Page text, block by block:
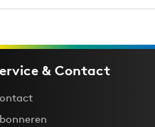
& Contact